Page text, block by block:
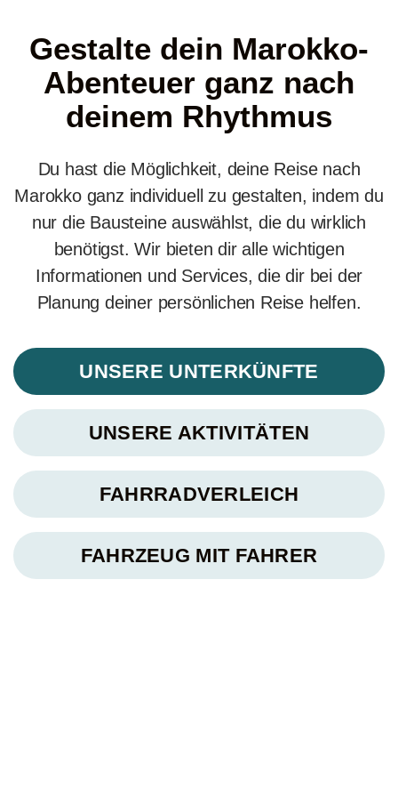
Gestalte dein Marokko-
Abenteuer ganz nach
deinem Rhythmus
Du hast die Möglichkeit, deine Reise nach
Marokko ganz individuell zu gestalten, indem du
nur die Bausteine auswählst, die du wirklich
benötigst. Wir bieten dir alle wichtigen
Informationen und Services, die dir bei der
Planung deiner persönlichen Reise helfen.
UNSERE UNTERKÜNFTE
UNSERE AKTIVITÄTEN
FAHRRADVERLEICH
FAHRZEUG MIT FAHRER